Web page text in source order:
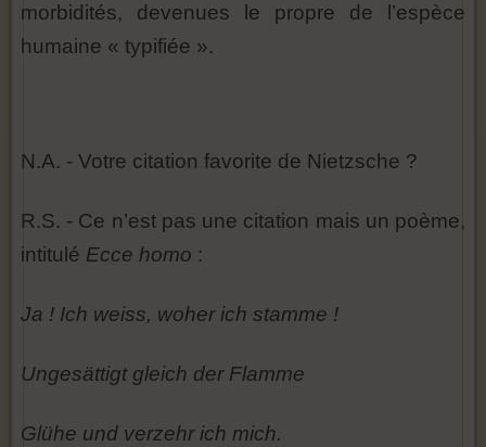
morbidités, devenues le propre de l’espèce
humaine « typifiée ».
N.A. - Votre citation favorite de Nietzsche ?
R.S. - Ce n’est pas une citation mais un poème,
intitulé Ecce homo :
Ja ! Ich weiss, woher ich stamme !
Ungesättigt gleich der Flamme
Glühe und verzehr ich mich.